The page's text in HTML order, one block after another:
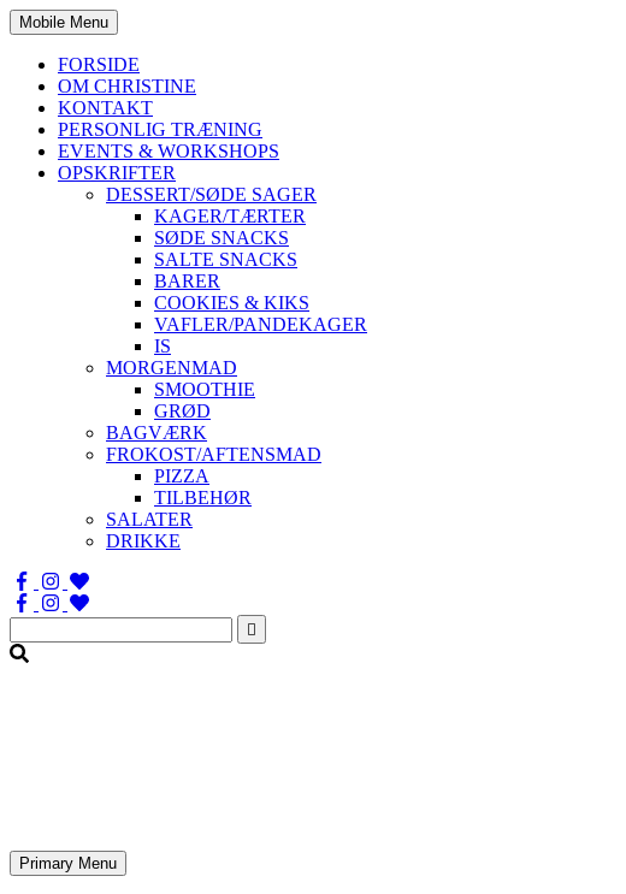
Mobile Menu
FORSIDE
OM CHRISTINE
KONTAKT
PERSONLIG TRÆNING
EVENTS & WORKSHOPS
OPSKRIFTER
DESSERT/SØDE SAGER
KAGER/TÆRTER
SØDE SNACKS
SALTE SNACKS
BARER
COOKIES & KIKS
VAFLER/PANDEKAGER
IS
MORGENMAD
SMOOTHIE
GRØD
BAGVÆRK
FROKOST/AFTENSMAD
PIZZA
TILBEHØR
SALATER
DRIKKE
Søg
efter:
Primary Menu